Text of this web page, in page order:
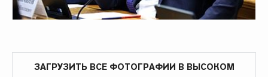
ЗАГРУЗИТЬ ВСЕ ФОТОГРАФИИ В ВЫСОКОМ